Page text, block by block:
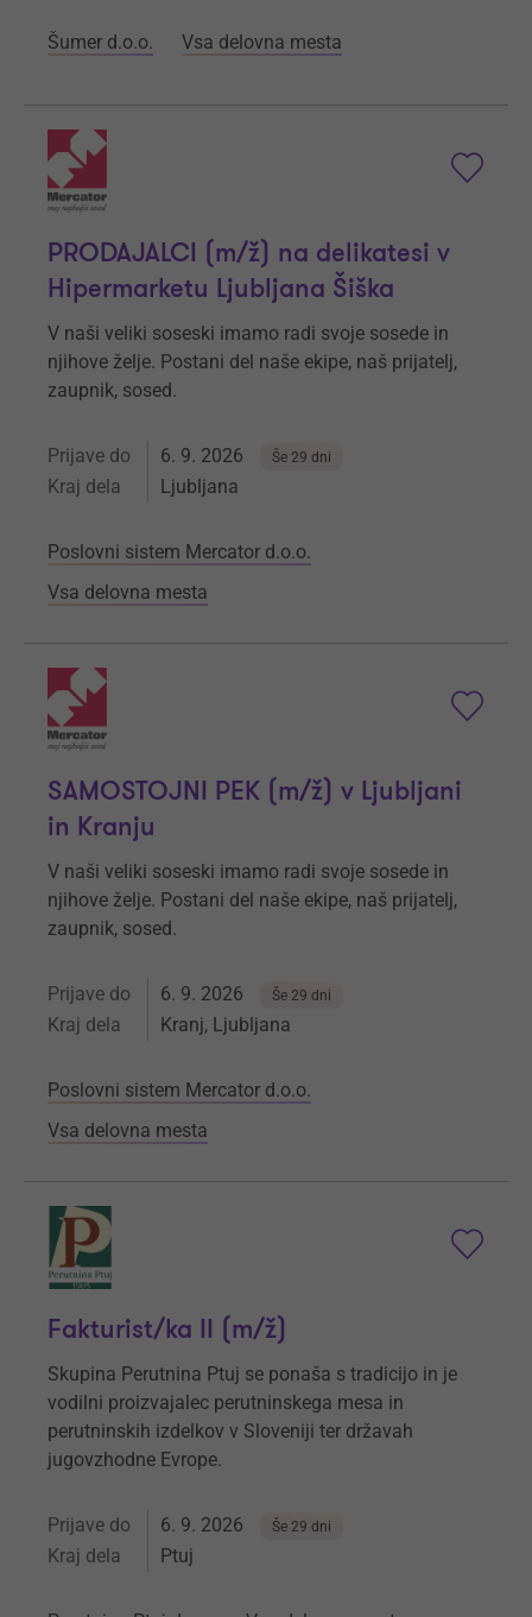
Šumer d.o.o. Vsa delovna mesta
PRODAJALCI (m/ž) na delikatesi v
Hipermarketu Ljubljana Šiška
V naši veliki soseski imamo radi svoje sosede in
njihove želje. Postani del naše ekipe, naš prijatelj,
zaupnik, sosed.
Prijave do 6. 9. 2026 Še 29 dni
Kraj dela Ljubljana
Poslovni sistem Mercator d.o.o.
Vsa delovna mesta
SAMOSTOJNI PEK (m/ž) v Ljubljani
in Kranju
V naši veliki soseski imamo radi svoje sosede in
njihove želje. Postani del naše ekipe, naš prijatelj,
zaupnik, sosed.
Prijave do 6. 9. 2026 Še 29 dni
Kraj dela Kranj, Ljubljana
Poslovni sistem Mercator d.o.o.
Vsa delovna mesta
Fakturist/ka II (m/ž)
Skupina Perutnina Ptuj se ponaša s tradicijo in je
vodilni proizvajalec perutninskega mesa in
perutninskih izdelkov v Sloveniji ter državah
jugovzhodne Evrope.
Prijave do 6. 9. 2026 Še 29 dni
Kraj dela Ptuj